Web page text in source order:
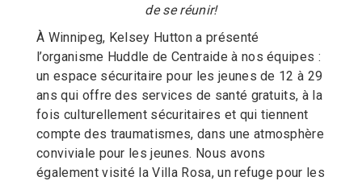
de se réunir!
À Winnipeg, Kelsey Hutton a présenté
l’organisme Huddle de Centraide à nos équipes :
un espace sécuritaire pour les jeunes de 12 à 29
ans qui offre des services de santé gratuits, à la
fois culturellement sécuritaires et qui tiennent
compte des traumatismes, dans une atmosphère
conviviale pour les jeunes. Nous avons
également visité la Villa Rosa, un refuge pour les